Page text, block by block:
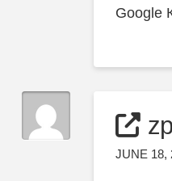
Google
JUNE 18,